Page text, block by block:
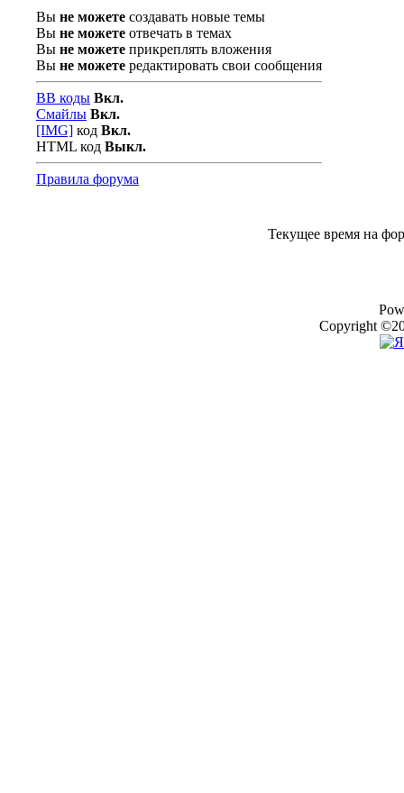
Вы не можете создавать новые темы
Вы не можете отвечать в темах
Вы не можете прикреплять вложения
Вы не можете редактировать свои сообщения
BB коды Вкл.
Смайлы Вкл.
[IMG] код Вкл.
HTML код Выкл.
Правила форума
Текущее время на
Copyright